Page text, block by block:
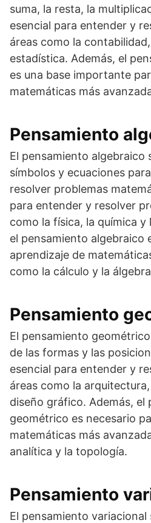
suma, la resta, la
esencial para entender y
áreas como la
estadística. Además, el
es una base importante
matemáticas más
Pensamiento
El pensamiento algebraico
símbolos y ecuaciones
resolver problemas
para entender y resolver
como la física, la química y
el pensamiento algebraico
aprendizaje de
como la cálculo y la
Pensamiento
El pensamiento
de las formas y las
esencial para entender y
áreas como la
diseño gráfico. Además, el
geométrico es necesario
matemáticas más
analítica y la topología.
Pensamiento
El pensamiento